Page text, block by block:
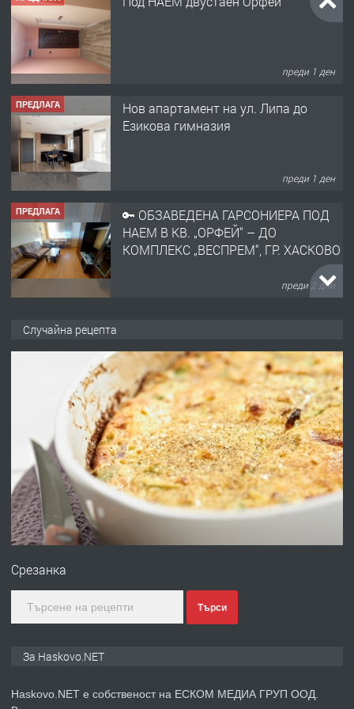
Нов апартамент на ул. Липа до
Езикова гимназия
ПРЕДЛАГА
🔑 ОБЗАВЕДЕНА ГАРСОНИЕРА ПОД
НАЕМ В КВ. „ОРФЕЙ“ – ДО
КОМПЛЕКС „ВЕСПРЕМ“, ГР. ХАСКОВО
ХАСКОВО
преди 3 дни
Давам гараж под наем
преди 3 дни
ПРЕДЛАГА
№4120 Магазин/Офис под наем в кв.
градската градина!
ПРЕДЛАГА
ПРОСТОРЕН ТРИСТАЕН
преди 4 дни
Случайна рецепта
Срезанка
Търси
За Haskovo.NET
Haskovo.NET е собственост на ЕСКОМ МЕДИА ГРУП ООД.